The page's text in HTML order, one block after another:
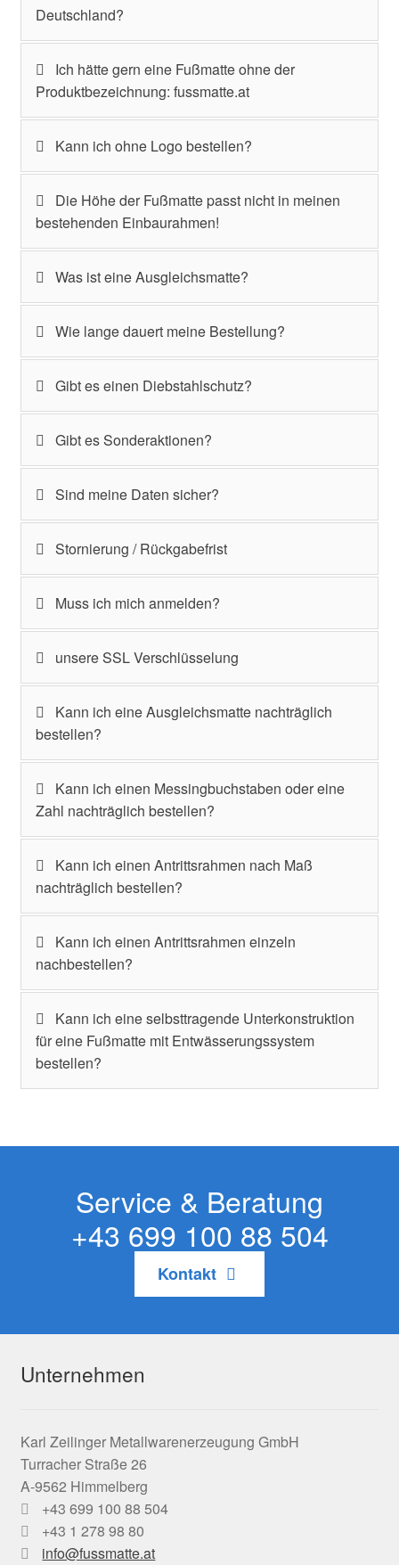
Deutschland?
Ich hätte gern eine Fußmatte ohne der
Produktbezeichnung: fussmatte.at
Kann ich ohne Logo bestellen?
Die Höhe der Fußmatte passt nicht in meinen
bestehenden Einbaurahmen!
Was ist eine Ausgleichsmatte?
Wie lange dauert meine Bestellung?
Gibt es einen Diebstahlschutz?
Gibt es Sonderaktionen?
Sind meine Daten sicher?
Stornierung / Rückgabefrist
Muss ich mich anmelden?
unsere SSL Verschlüsselung
Kann ich eine Ausgleichsmatte nachträglich
bestellen?
Kann ich einen Messingbuchstaben oder eine
Zahl nachträglich bestellen?
Kann ich einen Antrittsrahmen nach Maß
nachträglich bestellen?
Kann ich einen Antrittsrahmen einzeln
nachbestellen?
Kann ich eine selbsttragende Unterkonstruktion
für eine Fußmatte mit Entwässerungssystem
bestellen?
Service & Beratung
+43 699 100 88 504
Kontakt
Unternehmen
Karl Zeilinger Metallwarenerzeugung GmbH
Turracher Straße 26
A-9562 Himmelberg
+43 699 100 88 504
+43 1 278 98 80
info@fussmatte.at